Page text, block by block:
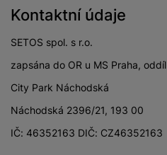
Kontaktní údaje
SETOS spol. s r.o.
zapsána do OR u MS Praha,
City Park Náchodská
Náchodská 2396/21, 193 00
IČ: 46352163 DIČ: CZ46352163